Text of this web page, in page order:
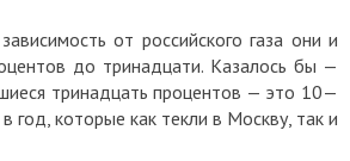
от российского газа они и
до тринадцати. Казалось бы —
тринадцать процентов — это 10—
год, которые как текли в Москву, так и